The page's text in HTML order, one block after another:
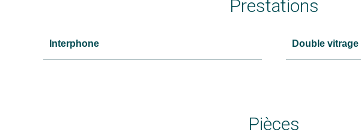
Prestations
Interphone Double vitrage
Pièces